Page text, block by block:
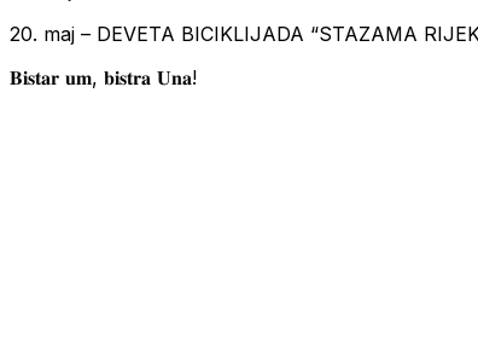
20. maj – DEVETA BICIKLIJADA “STAZAMA
𝐁𝐢𝐬𝐭𝐚𝐫 𝐮𝐦, 𝐛𝐢𝐬𝐭𝐫𝐚 𝐔𝐧𝐚!